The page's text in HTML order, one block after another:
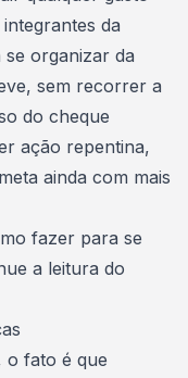
da
se organizar da
, sem recorrer a
do cheque
ação repentina,
ainda com mais
fazer para se
a leitura do
o fato é que